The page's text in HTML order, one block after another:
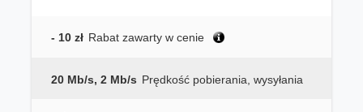
- 10 zł Rabat zawarty w cenie
20 Mb/s, 2 Mb/s Prędkość pobierania, wysyłania